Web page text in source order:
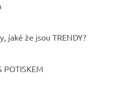
jaké že jsou TRENDY?
POTISKEM